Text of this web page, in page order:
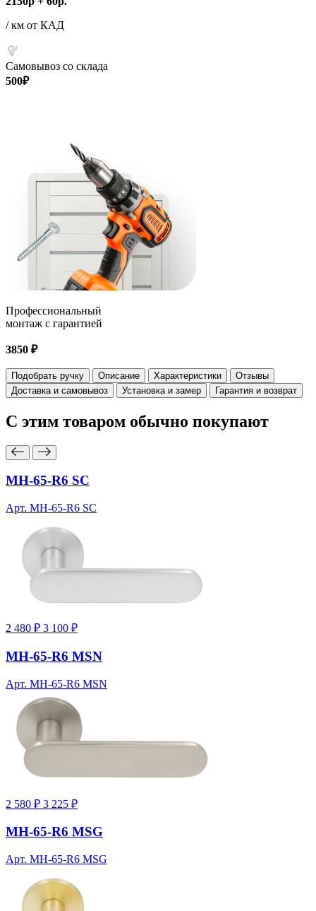
/ км от КАД
Самовывоз со склада
500₽
Профессиональный
монтаж с гарантией
3850 ₽
Подобрать ручку Описание Характеристики
Отзывы
Доставка и самовывоз
Установка и замер Гарантия и возврат
С этим товаром обычно покупают
MH-65-R6 SC
Арт. MH-65-R6 SC
2 480 ₽ 3 100 ₽
MH-65-R6 MSN
Арт. MH-65-R6 MSN
2 580 ₽ 3 225 ₽
MH-65-R6 MSG
Арт. MH-65-R6 MSG